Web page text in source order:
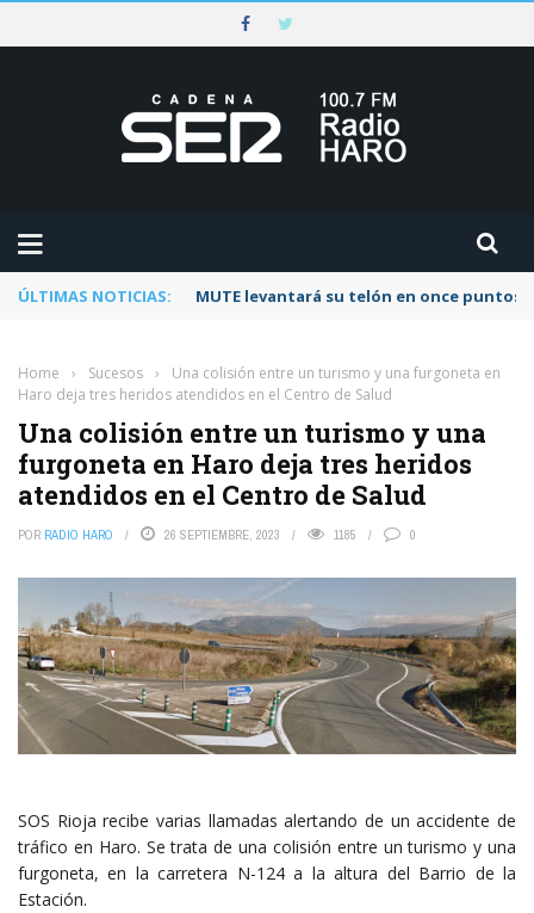
ÚLTIMAS NOTICIAS: MUTE levantará su telón en once puntos
Home › Sucesos ›
Una colisión entre un turismo y una furgoneta en
Haro deja tres heridos atendidos en el Centro de Salud
Una colisión entre un turismo y una
furgoneta en Haro deja tres heridos
atendidos en el Centro de Salud
POR RADIO HARO 26 SEPTIEMBRE, 2023 1185 0
SOS Rioja recibe varias llamadas alertando de un accidente de
tráfico en Haro. Se trata de una colisión entre un turismo y una
furgoneta, en la carretera N-124 a la altura del Barrio de la
Estación.